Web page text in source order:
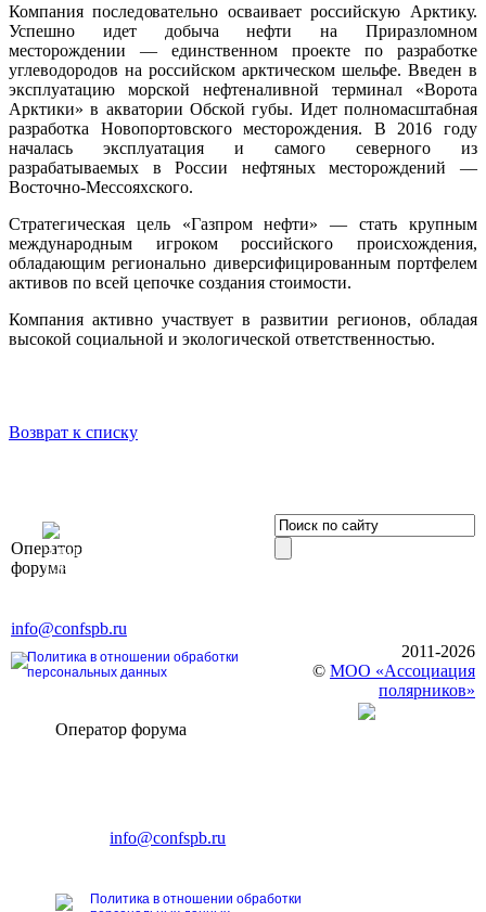
Компания последовательно осваивает российскую Арктику.
Успешно идет добыча нефти на Приразломном
месторождении — единственном проекте по разработке
углеводородов на российском арктическом шельфе. Введен в
эксплуатацию морской нефтеналивной терминал «Ворота
Арктики» в акватории Обской губы. Идет полномасштабная
разработка Новопортовского месторождения. В 2016 году
началась эксплуатация и самого северного из
разрабатываемых в России нефтяных месторождений —
Восточно-Мессояхского.
Стратегическая цель «Газпром нефти» — cтать крупным
международным игроком российского происхождения,
обладающим регионально диверсифицированным портфелем
активов по всей цепочке создания стоимости.
Компания активно участвует в развитии регионов, обладая
высокой социальной и экологической ответственностью.
Возврат к списку
Оператор
форума
Элит»
196191, г. Санкт-Петербург,
info@confspb.ru
Политика в отношении обработки
персональных данных
2011-2026
© МОО «Ассоциация
полярников»
Оператор форума
E-mail:info@confspb.ru
Политика в отношении обработки